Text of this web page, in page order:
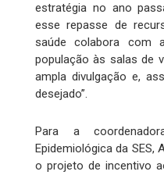
estratégia no ano
esse repasse de
saúde colabora com
população às salas de
ampla divulgação e,
desejado”.
Para a
Epidemiológica da SES,
o projeto de incentivo